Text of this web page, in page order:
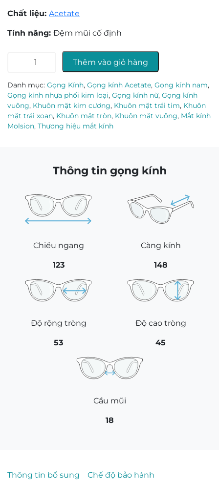
Chất liệu: Acetate
Tính năng: Đệm mũi cố định
MJ3068_B10.C
số
lượng
Thêm vào giỏ hàng
Danh mục: Gọng Kính, Gọng kính Acetate, Gọng kính nam,
Gọng kính nhựa phối kim loại, Gọng kính nữ, Gọng kính
vuông, Khuôn mặt kim cương, Khuôn mặt trái tim, Khuôn
mặt trái xoan, Khuôn mặt tròn, Khuôn mặt vuông, Mắt kính
Molsion, Thương hiệu mắt kính
Thông tin gọng kính
Chiều ngang
123
Càng kính
148
Độ rộng tròng
53
Độ cao tròng
45
Cầu mũi
18
Thông tin bổ sung Chế độ bảo hành